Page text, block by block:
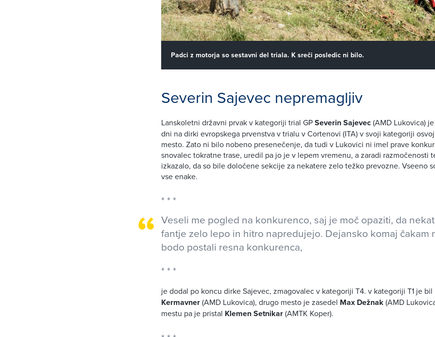
Padci z motorja so sestavni del triala. K sreči posledic ni bilo.
Severin Sajevec nepremagljiv
Lanskoletni državni prvak v kategoriji trial GPSeverin Sajevec(AMD Lukovica)
dni na dirki evropskega prvenstva v trialu v Cortenovi (ITA) v svoji kategoriji
mesto. Zato ni bilo nobeno presenečenje, da tudi v Lukovici ni imel prave
snovalec tokratne trase, uredil pa jo je v lepem vremenu, a zaradi razmočenosti
izkazalo, da so bile določene sekcije za nekatere zelo težko prevozne. Vseeno
vse enake.
Veseli me pogled na konkurenco, saj je moč opaziti, da
fantje zelo lepo in hitro napredujejo. Dejansko komaj čakam
bodo postali resna konkurenca,
je dodal po koncu dirke Sajevec, zmagovalec v kategoriji T4. v kategoriji T1 je
Kermavner(AMD Lukovica), drugo mesto je zasedel Max Dežnak(AMD
mestu pa je pristal Klemen Setnikar(AMTK Koper).